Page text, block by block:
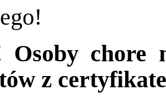
Osoby chore
z